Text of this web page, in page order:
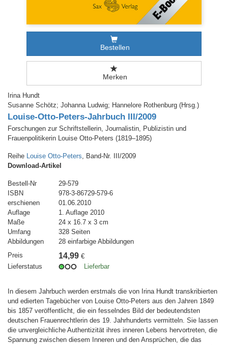
Bestellen
Merken
Irina Hundt
Susanne Schötz; Johanna Ludwig; Hannelore Rothenburg (Hrsg.)
Louise-Otto-Peters-Jahrbuch III/2009
Forschungen zur Schriftstellerin, Journalistin, Publizistin und
Frauenpolitikerin Louise Otto-Peters (1819–1895)
Reihe Louise Otto-Peters, Band-Nr. III/2009
Download-Artikel
Bestell-Nr
29-579
ISBN
978-3-86729-579-6
erschienen
01.06.2010
Auflage
1. Auflage 2010
Maße
24 x 16.7 x 3 cm
Umfang
328 Seiten
Abbildungen
28 einfarbige Abbildungen
Preis
14,99 €
Lieferstatus
Lieferbar
In diesem Jahrbuch werden erstmals die von Irina Hundt transkribierten
und edierten Tagebücher von Louise Otto-Peters aus den Jahren 1849
bis 1857 veröffentlicht, die ein fesselndes Bild der bedeutendsten
deutschen Frauenrechtlerin des 19. Jahrhunderts vermitteln. Sie lassen
die unvergleichliche Authentizität ihres inneren Lebens hervortreten, die
Spannung zwischen diesem Inneren und den Ansprüchen, die das